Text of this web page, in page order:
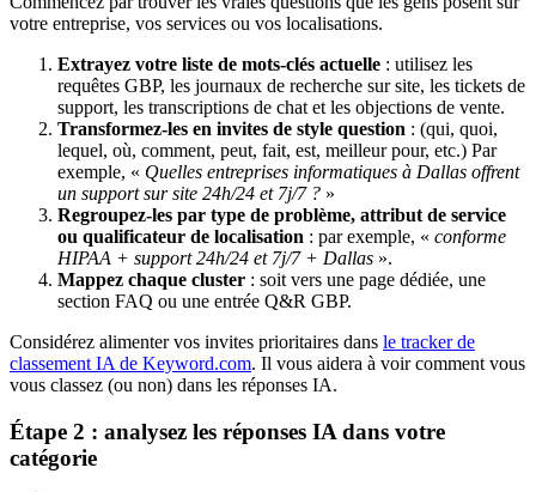
votre entreprise, vos services ou vos localisations.
Extrayez votre liste de mots-clés actuelle : utilisez les
requêtes GBP, les journaux de recherche sur site, les tickets de
support, les transcriptions de chat et les objections de vente.
Transformez-les en invites de style question : (qui, quoi,
lequel, où, comment, peut, fait, est, meilleur pour, etc.) Par
exemple, « Quelles entreprises informatiques à Dallas offrent
un support sur site 24h/24 et 7j/7 ? »
Regroupez-les par type de problème, attribut de service
ou qualificateur de localisation : par exemple, « conforme
HIPAA + support 24h/24 et 7j/7 + Dallas ».
Mappez chaque cluster : soit vers une page dédiée, une
section FAQ ou une entrée Q&R GBP.
Considérez alimenter vos invites prioritaires dans le tracker de
classement IA de Keyword.com. Il vous aidera à voir comment vous
vous classez (ou non) dans les réponses IA.
Étape 2 : analysez les réponses IA dans votre
catégorie